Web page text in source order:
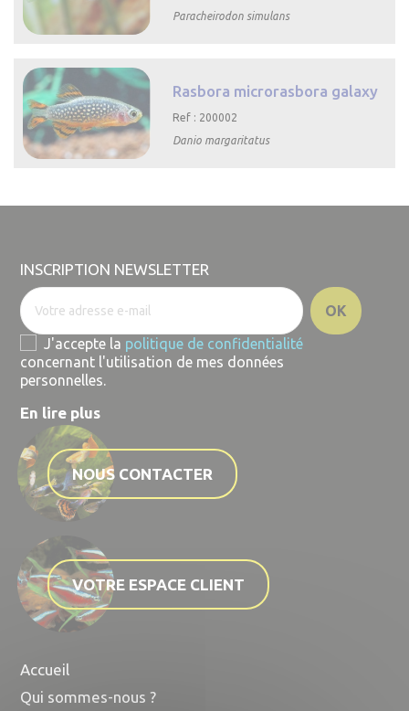
Paracheirodon simulans
Rasbora microrasbora galaxy
Ref : 200002
Danio margaritatus
INSCRIPTION NEWSLETTER
J'accepte la politique de confidentialité
concernant l'utilisation de mes données
personnelles.
En lire plus
NOUS CONTACTER
VOTRE ESPACE CLIENT
Accueil
Qui sommes-nous ?